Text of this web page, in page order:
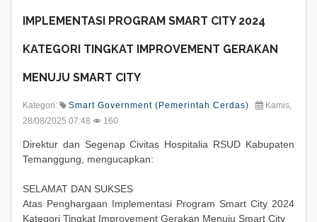
IMPLEMENTASI PROGRAM SMART CITY 2024
KATEGORI TINGKAT IMPROVEMENT GERAKAN
MENUJU SMART CITY
Kategori: Smart Government (Pemerintah Cerdas)
Kamis,
28/08/2025 07:48
160
Direktur dan Segenap Civitas Hospitalia RSUD Kabupaten
Temanggung, mengucapkan:
SELAMAT DAN SUKSES
Atas Penghargaan Implementasi Program Smart City 2024
Kategori Tingkat Improvement Gerakan Menuju Smart City